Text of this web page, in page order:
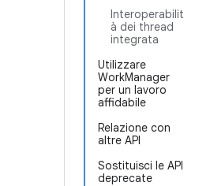
Interoperabilit
à dei thread
integrata
Utilizzare
WorkManager
per un lavoro
affidabile
Relazione con
altre API
Sostituisci le API
deprecate